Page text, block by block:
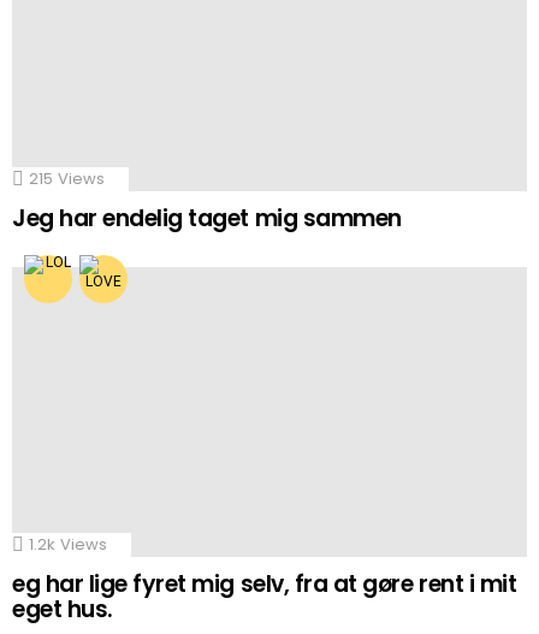
215 Views
Jeg har endelig taget mig sammen
1.2k Views
eg har lige fyret mig selv, fra at gøre rent i mit
eget hus.